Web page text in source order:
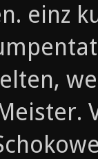
einz